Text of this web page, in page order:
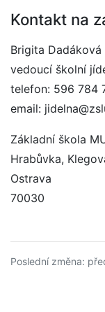
Kontakt na
Brigita Dadáková
vedoucí školní
telefon: 596 784
email:
Základní škola
Hrabůvka,
Ostrava
70030
Poslední změna: